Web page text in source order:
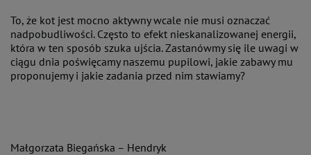
To, że kot jest mocno aktywny wcale nie musi oznaczać
nadpobudliwości. Często to efekt nieskanalizowanej energii,
która w ten sposób szuka ujścia. Zastanówmy się ile uwagi w
ciągu dnia poświęcamy naszemu pupilowi, jakie zabawy mu
proponujemy i jakie zadania przed nim stawiamy?
Małgorzata Biegańska – Hendryk